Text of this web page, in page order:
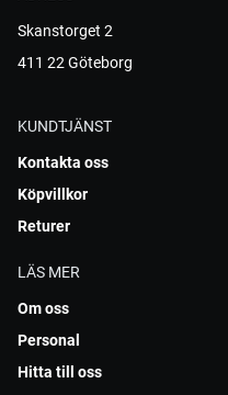
Skanstorget 2
411 22 Göteborg
KUNDTJÄNST
Kontakta oss
Köpvillkor
Returer
LÄS MER
Om oss
Personal
Hitta till oss